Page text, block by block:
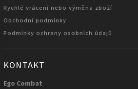
Rychlé vrácení nebo výměna zboží
Obchodní podmínky
Podmínky ochrany osobních údajů
KONTAKT
Ego Combat